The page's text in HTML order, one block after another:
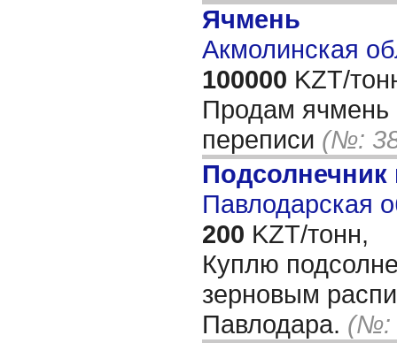
Ячмень
Акмолинская
100000 KZT/
Продам ячмень
переписи (№:
Павлодарская
200 KZT/тонн,
Куплю
зерновым
Павлодара. (№: